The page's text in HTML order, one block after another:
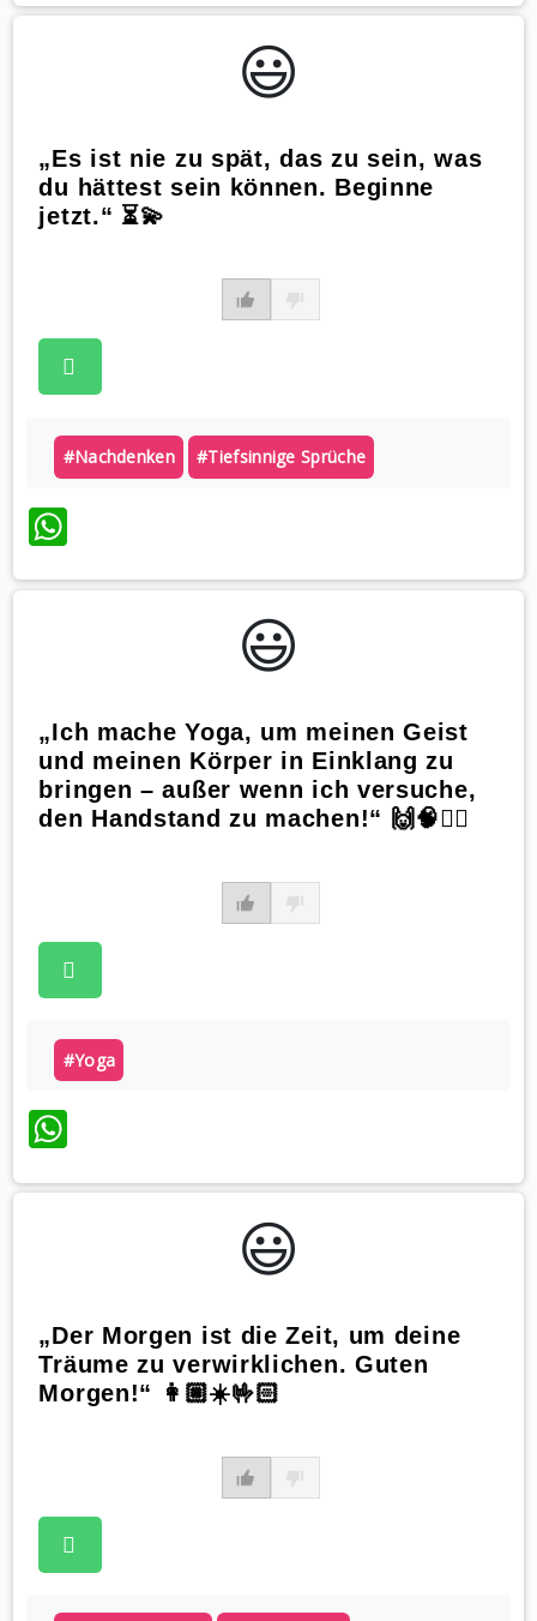
😃️
„Es ist nie zu spät, das zu sein, was
du hättest sein können. Beginne
jetzt.“ ⏳💫
#nachdenken #tiefsinnige Sprüche
WhatsApp
😃️
„Ich mache Yoga, um meinen Geist
und meinen Körper in Einklang zu
bringen – außer wenn ich versuche,
den Handstand zu machen!“ 🙌🧠🧘‍♀️
#yoga
WhatsApp
😃️
„Der Morgen ist die Zeit, um deine
Träume zu verwirklichen. Guten
Morgen!“ 👩🏼☀️🤟🏻